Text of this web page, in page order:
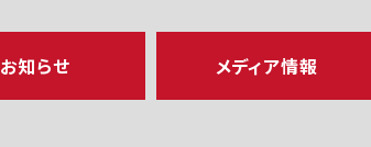
お知らせ メディア情報